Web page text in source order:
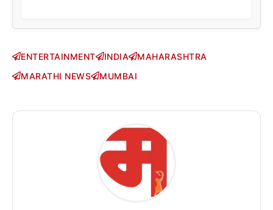
ENTERTAINMENT INDIA
MAHARASHTRA
MARATHI NEWS
MUMBAI